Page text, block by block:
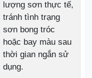
lượng sơn thực tế,
tránh tình trạng
sơn bong tróc
hoặc bay màu sau
thời gian ngắn sử
dụng.